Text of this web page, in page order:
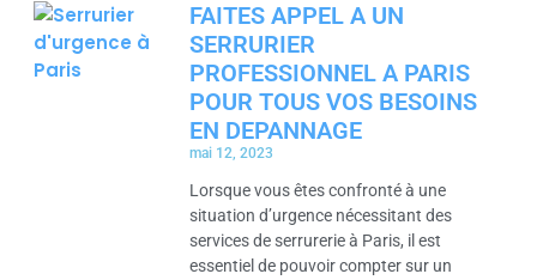
FAITES APPEL A UN
SERRURIER
PROFESSIONNEL A PARIS
POUR TOUS VOS BESOINS
EN DEPANNAGE
mai 12, 2023
Lorsque vous êtes confronté à une
situation d’urgence nécessitant des
services de serrurerie à Paris, il est
essentiel de pouvoir compter sur un